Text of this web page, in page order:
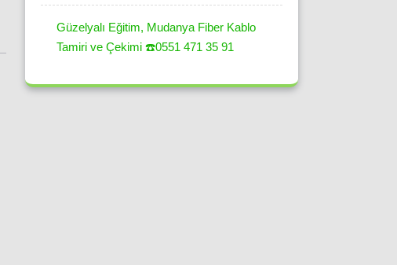
Güzelyalı Eğitim, Mudanya Fiber Kablo
Tamiri ve Çekimi ☎️0551 471 35 91